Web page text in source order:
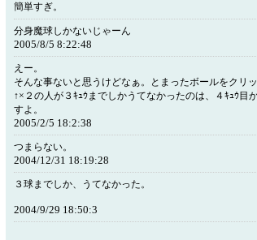
簡単すぎ。
分身魔球しかないじゃーん
2005/8/5 8:22:48
えー。
そんな事ないと思うけどなぁ。とまったボールをクリ
↑×２の人が３ｷｭｳまでしかうてなかったのは、４ｷｭｳ目
すよ。
2005/2/5 18:2:38
つまらない。
2004/12/31 18:19:28
３球までしか、うてなかった。
2004/9/29 18:50:3